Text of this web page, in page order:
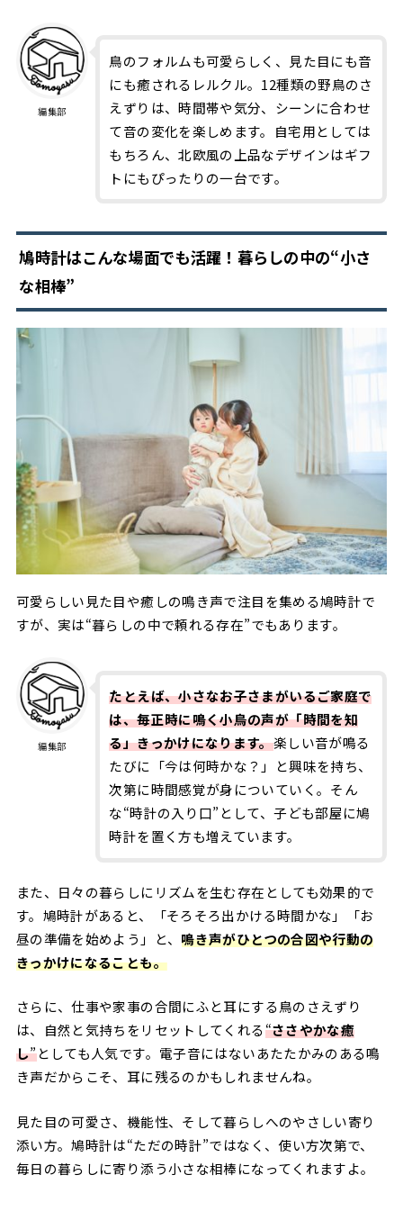
編集部
鳥のフォルムも可愛らしく、見た目にも音
にも癒されるレルクル。12種類の野鳥のさ
えずりは、時間帯や気分、シーンに合わせ
て音の変化を楽しめます。自宅用としては
もちろん、北欧風の上品なデザインはギフ
トにもぴったりの一台です。
鳩時計はこんな場面でも活躍！暮らしの中の“小さ
な相棒”
可愛らしい見た目や癒しの鳴き声で注目を集める鳩時計で
すが、実は“暮らしの中で頼れる存在”でもあります。
編集部
たとえば、小さなお子さまがいるご家庭で
は、毎正時に鳴く小鳥の声が「時間を知
る」きっかけになります。楽しい音が鳴る
たびに「今は何時かな？」と興味を持ち、
次第に時間感覚が身についていく。そん
な“時計の入り口”として、子ども部屋に鳩
時計を置く方も増えています。
また、日々の暮らしにリズムを生む存在としても効果的で
す。鳩時計があると、「そろそろ出かける時間かな」「お
昼の準備を始めよう」と、 鳴き声がひとつの合図や行動の
きっかけになることも。
さらに、仕事や家事の合間にふと耳にする鳥のさえずり
は、自然と気持ちをリセットしてくれる“ささやかな癒
し”としても人気です。電子音にはないあたたかみのある鳴
き声だからこそ、耳に残るのかもしれませんね。
見た目の可愛さ、機能性、そして暮らしへのやさしい寄り
添い方。鳩時計は“ただの時計”ではなく、使い方次第で、
毎日の暮らしに寄り添う小さな相棒になってくれますよ。